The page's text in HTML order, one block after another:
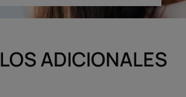
ADICIONALES